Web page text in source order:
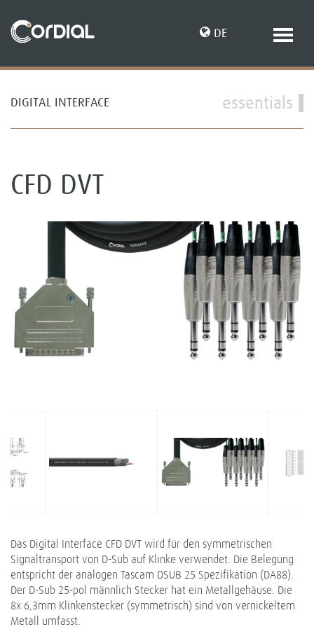
DE
DIGITAL INTERFACE essentials
CFD DVT
Das Digital Interface CFD DVT wird für den symmetrischen
Signaltransport von D-Sub auf Klinke verwendet. Die Belegung
entspricht der analogen Tascam DSUB 25 Spezifikation (DA88).
Der D-Sub 25-pol männlich Stecker hat ein Metallgehäuse. Die
8x 6,3mm Klinkenstecker (symmetrisch) sind von vernickeltem
Metall umfasst.